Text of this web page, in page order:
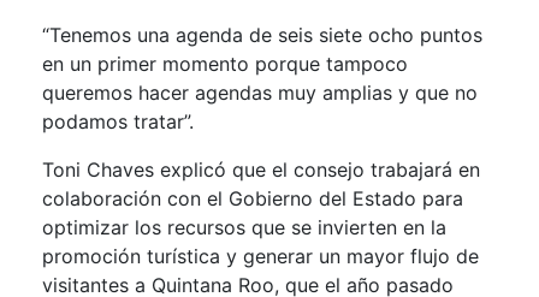
“Tenemos una agenda de seis siete ocho puntos
en un primer momento porque tampoco
queremos hacer agendas muy amplias y que no
podamos tratar”.
Toni Chaves explicó que el consejo trabajará en
colaboración con el Gobierno del Estado para
optimizar los recursos que se invierten en la
promoción turística y generar un mayor flujo de
visitantes a Quintana Roo, que el año pasado